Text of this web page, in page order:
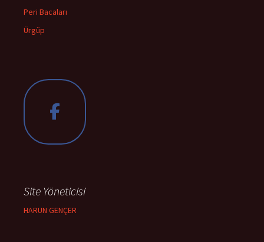
Peri Bacaları
Ürgüp
Site Yöneticisi
HARUN GENÇER